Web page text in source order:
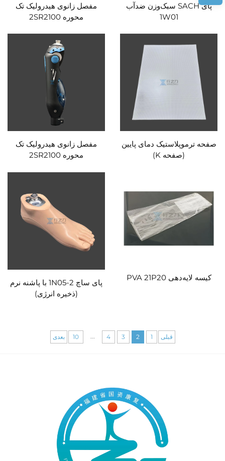
پای SACH سبک‌وزن ضدآب
1W01
مفصل زانوی هیدرولیک تک
محوره 2SR2100
صفحه ترموپلاستیک دمای پایین
(صفحه K)
مفصل زانوی هیدرولیک تک
محوره 2SR2100
کیسه لایه‌دهی PVA 21P20
پای ساچ 1N05-2 با پاشنه نرم
(ذخیره انرژی)
قبلی 1
2
3
4
...
10 بعدی